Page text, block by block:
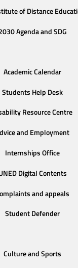
of Distance
Agenda and SDG
Academic Calendar
Students Help Desk
Resource Centre
and Employment
Internships Office
Digital Contents
and appeals
Student Defender
Culture and Sports